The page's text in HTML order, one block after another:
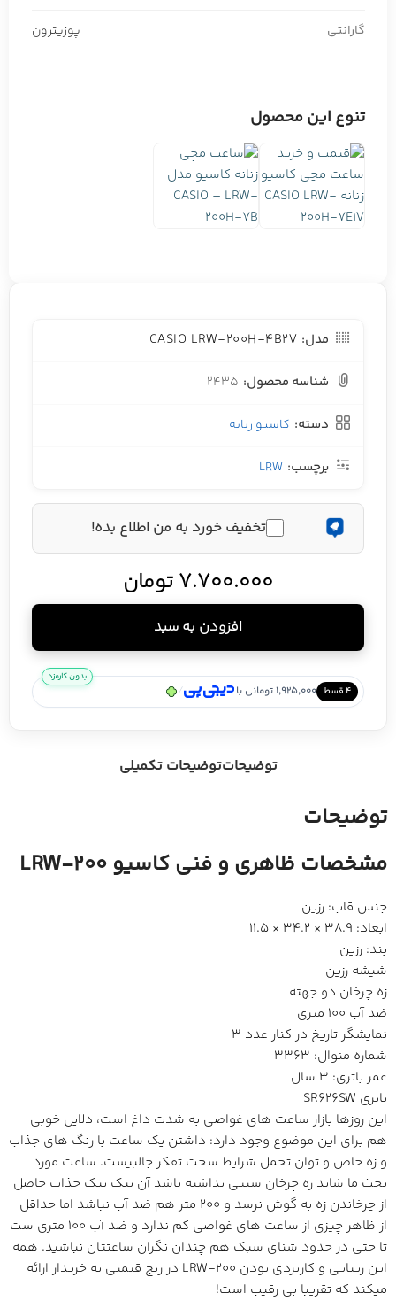
گارانتی پوزیترون
تنوع این محصول
مدل: CASIO LRW-200H-4B2V
شناسه محصول: 2435
دسته: کاسیو زنانه
برچسب: LRW
تخفیف خورد به من اطلاع بده!
7.700.000تومان
افزودن به سبد
۴ قسط 1,925,000 تومانی با /
بدون کارمزد
توضیحاتتوضیحات تکمیلی
توضیحات
مشخصات ظاهری و فنی کاسیو LRW-200
جنس قاب: رزین
ابعاد: 38.9 × 34.2 × 11.5
بند: رزین
شیشه رزین
زه چرخان دو جهته
ضد آب 100 متری
نمایشگر تاریخ در کنار عدد 3
شماره منوال: 3363
عمر باتری: 3 سال
باتری SR626SW
این روزها بازار ساعت های غواصی به شدت داغ است، دلایل خوبی
هم برای این موضوع وجود دارد: داشتن یک ساعت با رنگ های جذاب
و زه خاص و توان تحمل شرایط سخت تفکر جالبیست. ساعت مورد
بحث ما شاید زه چرخان سنتی نداشته باشد آن تیک تیک جذاب حاصل
از چرخاندن زه به گوش نرسد و 200 متر هم ضد آب نباشد اما حداقل
از ظاهر چیزی از ساعت های غواصی کم ندارد و ضد آب 100 متری ست
تا حتی در حدود شنای سبک هم چندان نگران ساعتتان نباشید. همه
این زیبایی و کاربردی بودن LRW-200 در رنج قیمتی به خریدار ارائه
میکند که تقریبا بی رقیب است!